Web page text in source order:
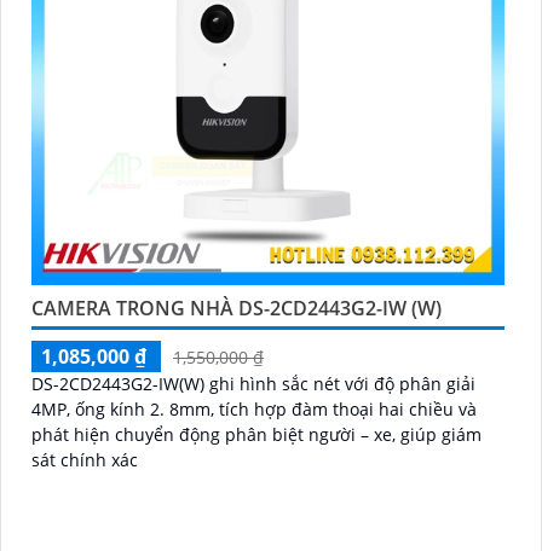
CAMERA TRONG NHÀ DS-2CD2443G2-IW (W)
1,085,000 ₫
1,550,000 ₫
DS-2CD2443G2-IW(W) ghi hình sắc nét với độ phân giải
4MP, ống kính 2. 8mm, tích hợp đàm thoại hai chiều và
phát hiện chuyển động phân biệt người – xe, giúp giám
sát chính xác